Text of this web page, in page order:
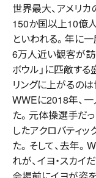
世界最大、アメリカ
150か国以上10億
といわれる。年に
6万人近い観客が訪
ボウル」に匹敵する
リングに上がるの
WWEに2018年、
た。元体操選手だ
したアクロバティ
た。そして、去年
れが、イヨ・スカイだ